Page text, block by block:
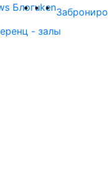
Блогuken
- залы